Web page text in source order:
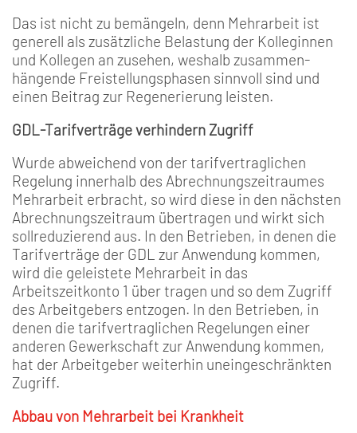
Das ist nicht zu bemängeln, denn Mehrarbeit ist
generell als zusätzliche Belastung der Kolleginnen
und Kollegen an­ zusehen, weshalb zusammen­
hängende Freistellungsphasen sinnvoll sind und
einen Beitrag zur Regenerierung leisten.
GDL-Tarifverträge verhindern Zugriff
Wurde abweichend von der tarifvertraglichen
Regelung in­nerhalb des Abrechnungszeit­raumes
Mehrarbeit erbracht, so wird diese in den nächsten
Abrechnungszeitraum übertra­gen und wirkt sich
sollreduzie­rend aus. In den Betrieben, in denen die
Tarifverträge der GDL zur Anwendung kommen,
wird die geleistete Mehrarbeit in das
Arbeitszeitkonto 1 über­ tragen und so dem Zugriff
des Arbeitgebers entzogen. In den Betrieben, in
denen die tarif­vertraglichen Regelungen einer
anderen Gewerkschaft zur An­wendung kommen,
hat der Ar­beitgeber weiterhin uneingeschränkten
Zugriff.
Abbau von Mehrarbeit bei Krankheit